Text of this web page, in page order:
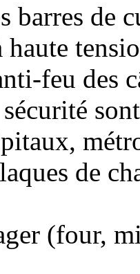
barres de
haute
feu des
de
(four,